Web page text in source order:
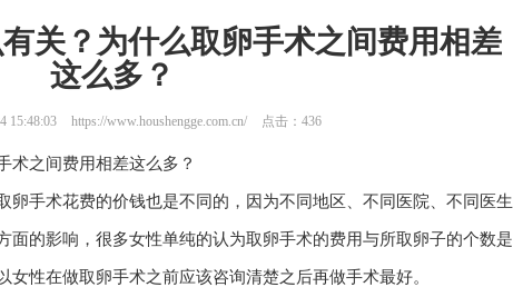
关？为什么取卵手术之间费用相差
这么多？
15:48:03 https://www.houshengge.com.cn/ 点击：436
术之间费用相差这么多？
卵手术花费的价钱也是不同的，因为不同地区、不同医院、不同医生
面的影响，很多女性单纯的认为取卵手术的费用与所取卵子的个数是
性在做取卵手术之前应该咨询清楚之后再做手术最好。